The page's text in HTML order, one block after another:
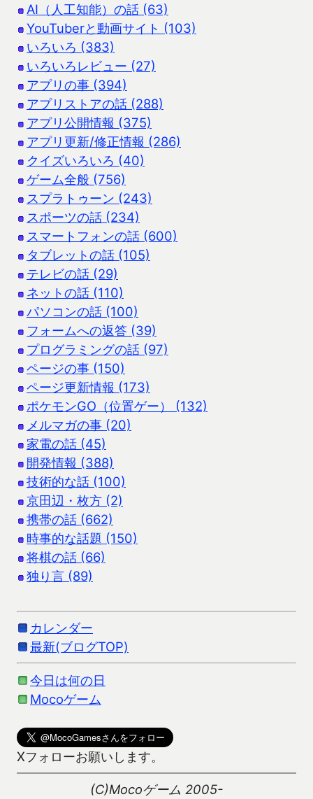
AI（人工知能）の話 (63)
YouTuberと動画サイト (103)
いろいろ (383)
いろいろレビュー (27)
アプリの事 (394)
アプリストアの話 (288)
アプリ公開情報 (375)
アプリ更新/修正情報 (286)
クイズいろいろ (40)
ゲーム全般 (756)
スプラトゥーン (243)
スポーツの話 (234)
スマートフォンの話 (600)
タブレットの話 (105)
テレビの話 (29)
ネットの話 (110)
パソコンの話 (100)
フォームへの返答 (39)
プログラミングの話 (97)
ページの事 (150)
ページ更新情報 (173)
ポケモンGO（位置ゲー） (132)
メルマガの事 (20)
家電の話 (45)
開発情報 (388)
技術的な話 (100)
京田辺・枚方 (2)
携帯の話 (662)
時事的な話題 (150)
将棋の話 (66)
独り言 (89)
カレンダー
最新(ブログTOP)
今日は何の日
Mocoゲーム
Xフォローお願いします。
(C)Mocoゲーム 2005-